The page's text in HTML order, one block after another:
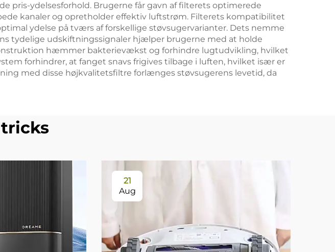
pris-ydelsesforhold. Brugerne får gavn af filterets optimerede
kanaler og opretholder effektiv luftstrøm. Filterets kompatibilitet
ydelse på tværs af forskellige støvsugervarianter. Dets nemme
tydelige udskiftningssignaler hjælper brugerne med at holde
hæmmer bakterievækst og forhindre lugtudvikling, hvilket
forhindrer, at fanget snavs frigives tilbage i luften, hvilket især er
med disse højkvalitetsfiltre forlænges støvsugerens levetid, da
21
Aug